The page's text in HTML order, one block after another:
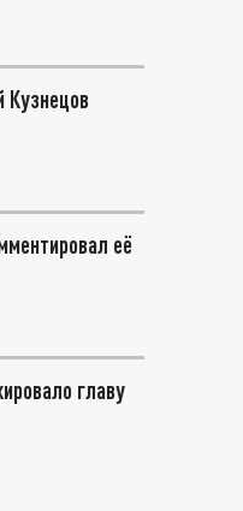
Кузнецов
её
главу